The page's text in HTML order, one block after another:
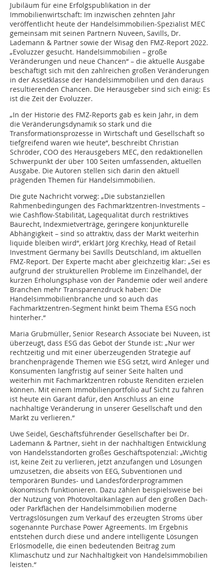
Jubiläum für eine Erfolgspublikation in der
Immobilienwirtschaft: Im inzwischen zehnten Jahr
veröffentlicht heute der Handelsimmobilien-Spezialist MEC
gemeinsam mit seinen Partnern Nuveen, Savills, Dr.
Lademann & Partner sowie der Wisag den FMZ-Report 2022.
„Evoluzzer gesucht. Handelsimmobilien – große
Veränderungen und neue Chancen“ – die aktuelle Ausgabe
beschäftigt sich mit den zahlreichen großen Veränderungen
in der Assetklasse der Handelsimmobilien und den daraus
resultierenden Chancen. Die Herausgeber sind sich einig: Es
ist die Zeit der Evoluzzer.
„In der Historie des FMZ-Reports gab es kein Jahr, in dem
die Veränderungsdynamik so stark und die
Transformationsprozesse in Wirtschaft und Gesellschaft so
tiefgreifend waren wie heute“, beschreibt Christian
Schröder, COO des Herausgebers MEC, den redaktionellen
Schwerpunkt der über 100 Seiten umfassenden, aktuellen
Ausgabe. Die Autoren stellen sich darin den aktuell
prägenden Themen für Handelsimmobilien.
Die gute Nachricht vorweg: „Die substanziellen
Rahmenbedingungen des Fachmarktzentren-Investments –
wie Cashflow-Stabilität, Lagequalität durch restriktives
Baurecht, Indexmietverträge, geringere konjunkturelle
Abhängigkeit – sind so attraktiv, dass der Markt weiterhin
liquide bleiben wird“, erklärt Jörg Krechky, Head of Retail
Investment Germany bei Savills Deutschland, im aktuellen
FMZ-Report. Der Experte macht aber gleichzeitig klar: „Sei es
aufgrund der strukturellen Probleme im Einzelhandel, der
kurzen Erholungsphase von der Pandemie oder weil andere
Branchen mehr Transparenzdruck haben: Die
Handelsimmobilienbranche und so auch das
Fachmarktzentren-Segment hinkt beim Thema ESG noch
hinterher.“
Maria Grubmüller, Senior Research Associate bei Nuveen, ist
überzeugt, dass ESG das Gebot der Stunde ist: „Nur wer
rechtzeitig und mit einer überzeugenden Strategie auf
branchenprägende Themen wie ESG setzt, wird Anleger und
Konsumenten langfristig auf seiner Seite halten und
weiterhin mit Fachmarktzentren robuste Renditen erzielen
können. Mit einem Immobilienportfolio auf Sicht zu fahren
ist heute ein Garant dafür, den Anschluss an eine
nachhaltige Veränderung in unserer Gesellschaft und den
Markt zu verlieren.“
Uwe Seidel, Geschäftsführender Gesellschafter bei Dr.
Lademann & Partner, sieht in der nachhaltigen Entwicklung
von Handelsstandorten großes Geschäftspotenzial: „Wichtig
ist, keine Zeit zu verlieren, jetzt anzufangen und Lösungen
umzusetzen, die abseits von EEG, Subventionen und
temporären Bundes- und Landesförderprogrammen
ökonomisch funktionieren. Dazu zählen beispielsweise bei
der Nutzung von Photovoltaikanlagen auf den großen Dach-
oder Parkflächen der Handelsimmobilien moderne
Vertragslösungen zum Verkauf des erzeugten Stroms über
sogenannte Purchase Power Agreements. Im Ergebnis
entstehen durch diese und andere intelligente Lösungen
Erlösmodelle, die einen bedeutenden Beitrag zum
Klimaschutz und zur Nachhaltigkeit von Handelsimmobilien
leisten.“